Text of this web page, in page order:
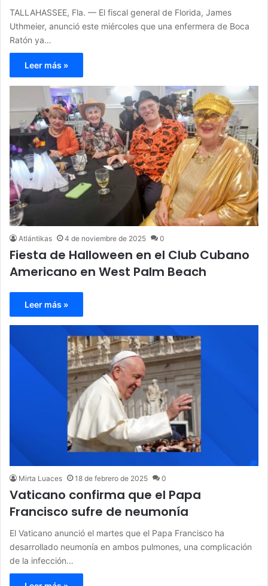
TALLAHASSEE, Fla. — El fiscal general de Florida, James
Uthmeier, anunció este miércoles que una enfermera de Boca
Ratón ya…
Leer más »
Atlántikas 4 de noviembre de 2025 0
Fiesta de Halloween en el Club Cubano
Americano en West Palm Beach
Leer más »
Mirta Luaces 18 de febrero de 2025 0
Vaticano confirma que el Papa
Francisco sufre de neumonía
El Vaticano anunció el martes que el Papa Francisco ha
desarrollado neumonía en ambos pulmones, una complicación
de la infección…